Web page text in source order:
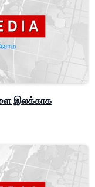
இலக்காக